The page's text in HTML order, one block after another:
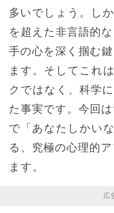
多いでしょう。し
を超えた非言語的
手の心を深く掴む
ます。そしてこれ
クではなく、科学
た事実です。今回
で「あなたしかい
る、究極の心理的
ます。
広